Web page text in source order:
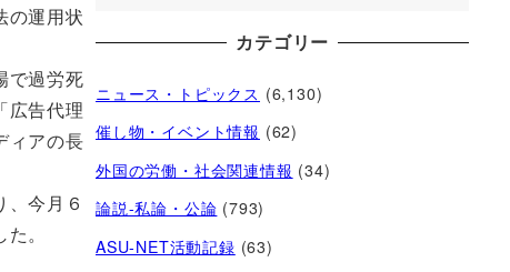
の運用状
で過労死
広告代理
ィアの長
今月６
。
カテゴリー
ニュース・トピックス (6,130)
催し物・イベント情報 (62)
外国の労働・社会関連情報 (34)
論説-私論・公論 (793)
ASU-NET活動記録 (63)